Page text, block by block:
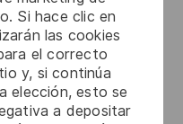
Si hace clic en
las cookies
el correcto
y, si continúa
elección, esto se
a depositar
d'accéder à des
de la défense
fera l'objet d'une
aux
1 et suivants du